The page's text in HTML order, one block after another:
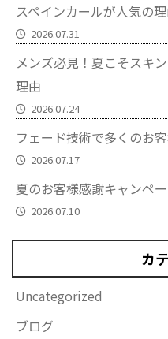
スペインカールが人気の
2026.07.31
メンズ必見！夏こそスキ
理由
2026.07.24
フェード技術で多くのお
2026.07.17
夏のお客様感謝キャンペ
2026.07.10
カ
Uncategorized
ブログ